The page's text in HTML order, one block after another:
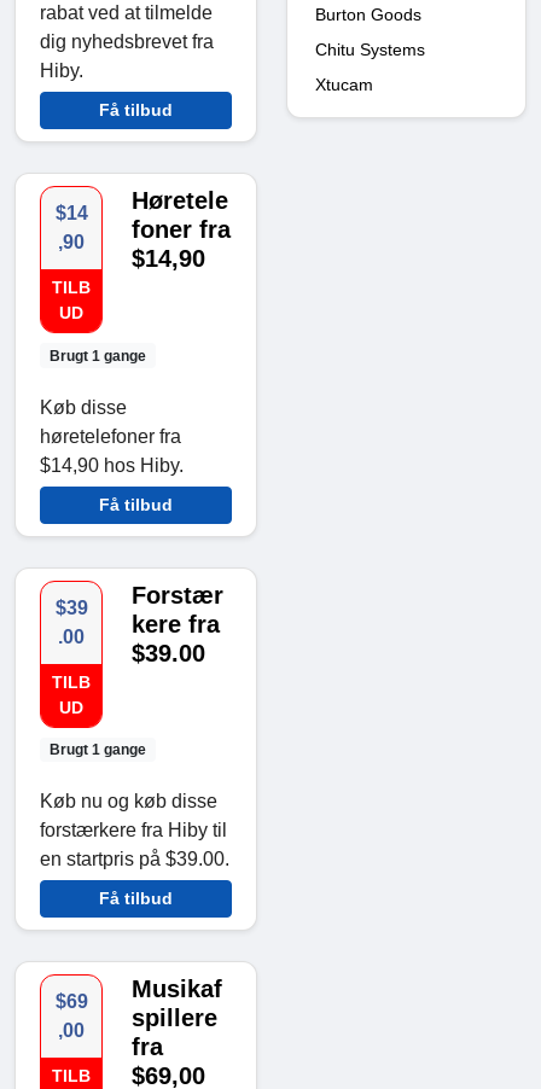
rabat ved at tilmelde
dig nyhedsbrevet fra
Hiby.
Få tilbud
$14
,90
TILB
UD
Brugt 1 gange
Høretele
foner fra
$14,90
Køb disse
høretelefoner fra
$14,90 hos Hiby.
Få tilbud
$39
.00
TILB
UD
Brugt 1 gange
Forstær
kere fra
$39.00
Køb nu og køb disse
forstærkere fra Hiby til
en startpris på $39.00.
Få tilbud
$69
,00
TILB
Musikaf
spillere
fra
$69,00
Burton Goods
Chitu Systems
Xtucam